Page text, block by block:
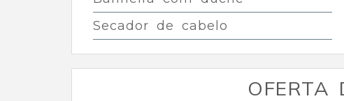
Secador de cabelo
OFERTA